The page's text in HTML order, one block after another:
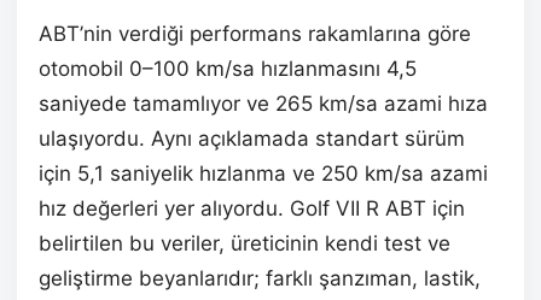
ABT’nin verdiği performans rakamlarına göre
otomobil 0–100 km/sa hızlanmasını 4,5
saniyede tamamlıyor ve 265 km/sa azami hıza
ulaşıyordu. Aynı açıklamada standart sürüm
için 5,1 saniyelik hızlanma ve 250 km/sa azami
hız değerleri yer alıyordu. Golf VII R ABT için
belirtilen bu veriler, üreticinin kendi test ve
geliştirme beyanlarıdır; farklı şanzıman, lastik,